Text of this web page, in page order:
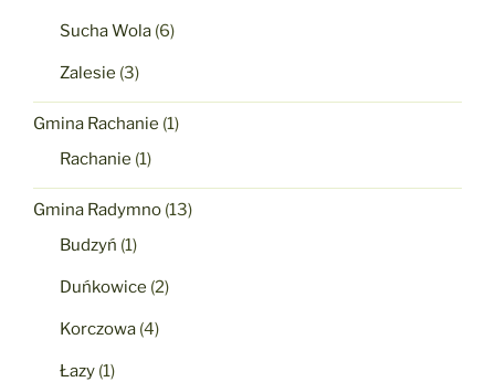
Sucha Wola (6)
Zalesie (3)
Gmina Rachanie (1)
Rachanie (1)
Gmina Radymno (13)
Budzyń (1)
Duńkowice (2)
Korczowa (4)
Łazy (1)